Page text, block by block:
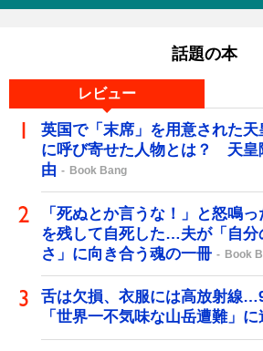
話題の本
レビュー
英国で「末席」を用意された天
に呼び寄せた人物とは？ 天皇
由
Book Bang
「死ぬとか言うな！」と怒鳴
を残して自死した…夫が「自分
さ」に向き合う魂の一冊
Book
舌は欠損、衣服には高放射線
「世界一不気味な山岳遭難」に